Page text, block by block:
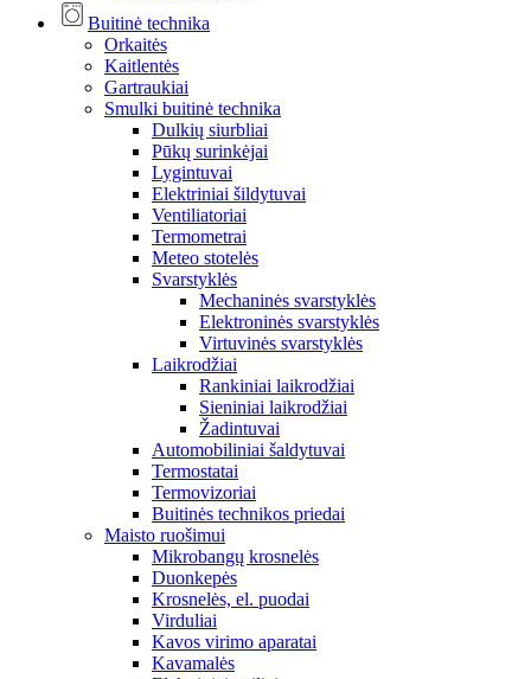
Buitinė technika
Orkaitės
Kaitlentės
Gartraukiai
Smulki buitinė technika
Dulkių siurbliai
Pūkų surinkėjai
Lygintuvai
Elektriniai šildytuvai
Ventiliatoriai
Termometrai
Meteo stotelės
Svarstyklės
Mechaninės svarstyklės
Elektroninės svarstyklės
Virtuvinės svarstyklės
Laikrodžiai
Rankiniai laikrodžiai
Sieniniai laikrodžiai
Žadintuvai
Automobiliniai šaldytuvai
Termostatai
Termovizoriai
Buitinės technikos priedai
Maisto ruošimui
Mikrobangų krosnelės
Duonkepės
Krosnelės, el. puodai
Virduliai
Kavos virimo aparatai
Kavamalės